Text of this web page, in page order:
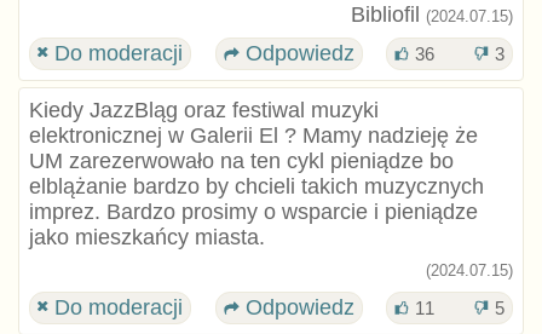
Bibliofil (2024.07.15)
Do moderacji Odpowiedz 36 3
Kiedy JazzBląg oraz festiwal muzyki
elektronicznej w Galerii El ? Mamy nadzieję że
UM zarezerwowało na ten cykl pieniądze bo
elblążanie bardzo by chcieli takich muzycznych
imprez. Bardzo prosimy o wsparcie i pieniądze
jako mieszkańcy miasta.
(2024.07.15)
Do moderacji Odpowiedz 11 5